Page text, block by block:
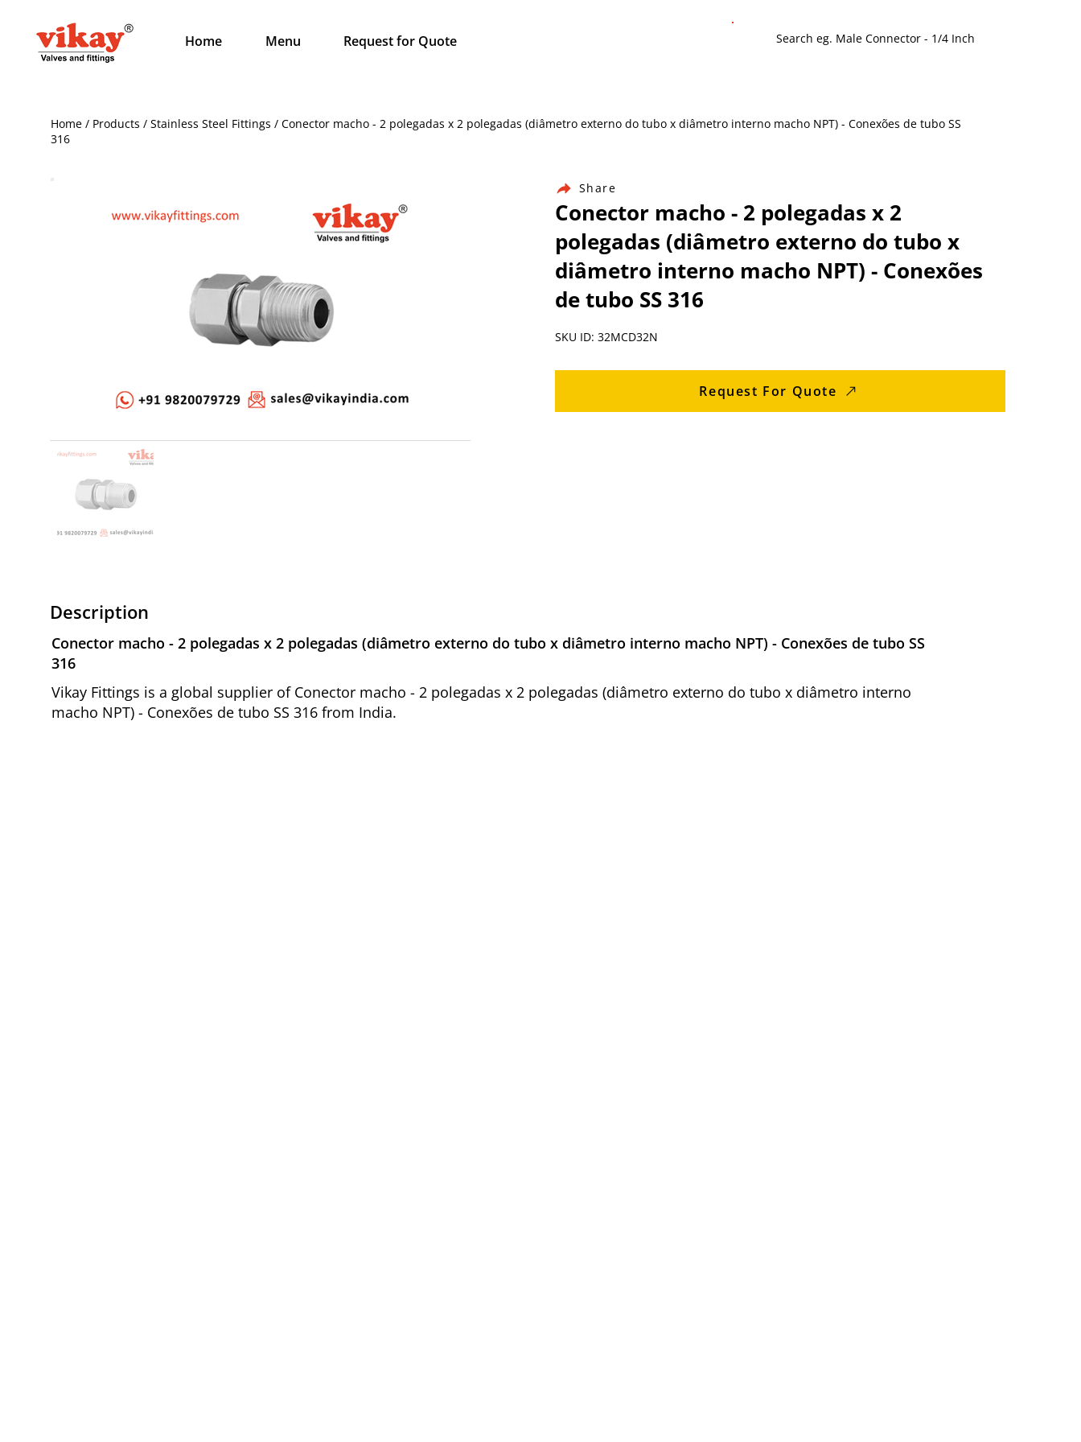
Home Menu Request for Quote
Home / Products / Stainless Steel Fittings / Conector macho - 2 polegadas x 2 polegadas (diâmetro externo do tubo x diâmetro interno macho NPT) - Conexões de tubo SS
316
Share
Conector macho - 2 polegadas x 2
polegadas (diâmetro externo do tubo x
diâmetro interno macho NPT) - Conexões
de tubo SS 316
SKU ID: 32MCD32N
Request For Quote
Description
Conector macho - 2 polegadas x 2 polegadas (diâmetro externo do tubo x diâmetro interno macho NPT) - Conexões de tubo SS
316
Vikay Fittings is a global supplier of Conector macho - 2 polegadas x 2 polegadas (diâmetro externo do tubo x diâmetro interno
macho NPT) - Conexões de tubo SS 316 from India.